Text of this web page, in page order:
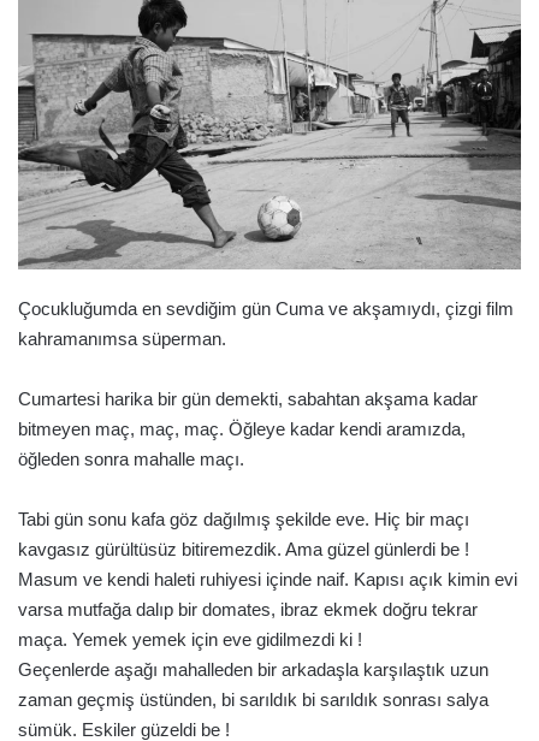
göndermek
Çocukluğumda en sevdiğim gün Cuma ve akşamıydı, çizgi film
kahramanımsa süperman.
Cumartesi harika bir gün demekti, sabahtan akşama kadar
bitmeyen maç, maç, maç. Öğleye kadar kendi aramızda,
öğleden sonra mahalle maçı.
Tabi gün sonu kafa göz dağılmış şekilde eve. Hiç bir maçı
kavgasız gürültüsüz bitiremezdik. Ama güzel günlerdi be !
Masum ve kendi haleti ruhiyesi içinde naif. Kapısı açık kimin evi
varsa mutfağa dalıp bir domates, ibraz ekmek doğru tekrar
maça. Yemek yemek için eve gidilmezdi ki !
Geçenlerde aşağı mahalleden bir arkadaşla karşılaştık uzun
zaman geçmiş üstünden, bi sarıldık bi sarıldık sonrası salya
sümük. Eskiler güzeldi be !